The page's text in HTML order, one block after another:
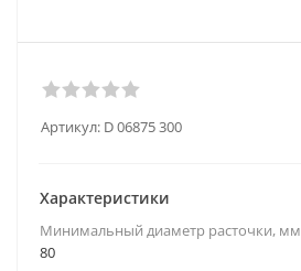
Артикул: D 06875 300
Характеристики
Минимальный диаметр расточки, мм
80